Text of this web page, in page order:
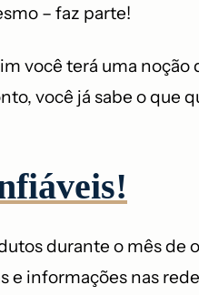
– faz parte!
você terá uma noção
você já sabe o que
durante o mês de
e informações nas